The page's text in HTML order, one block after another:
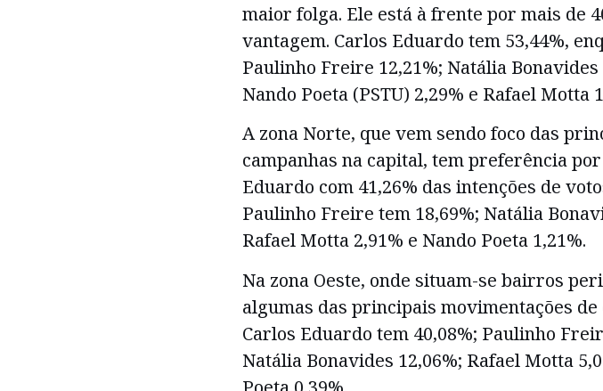
maior folga. Ele está à frente por mais de
vantagem. Carlos Eduardo tem 53,44%,
Paulinho Freire 12,21%; Natália Bonavides
Nando Poeta (PSTU) 2,29% e Rafael Motta
A zona Norte, que vem sendo foco das
campanhas na capital, tem preferência
Eduardo com 41,26% das intenções de
Paulinho Freire tem 18,69%; Natália
Rafael Motta 2,91% e Nando Poeta 1,21%.
Na zona Oeste, onde situam-se bairros
algumas das principais movimentações de
Carlos Eduardo tem 40,08%; Paulinho
Natália Bonavides 12,06%; Rafael Motta